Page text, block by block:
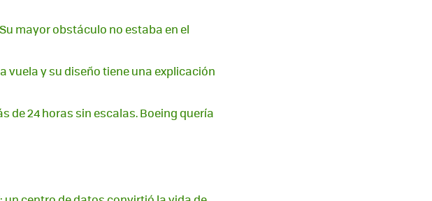
mayor obstáculo no estaba en el
vuela y su diseño tiene una explicación
de 24 horas sin escalas. Boeing quería